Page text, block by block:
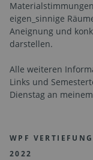
eigen_sinnige
Aneignung und
darstellen.
Alle weiteren
Links und
Dienstag an
WPF
2022